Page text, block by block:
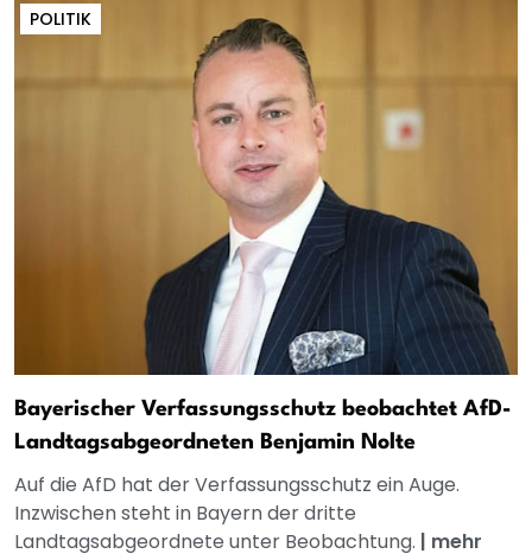
POLITIK
Bayerischer Verfassungsschutz beobachtet AfD-
Landtagsabgeordneten Benjamin Nolte
Auf die AfD hat der Verfassungsschutz ein Auge.
Inzwischen steht in Bayern der dritte
Landtagsabgeordnete unter Beobachtung. | mehr